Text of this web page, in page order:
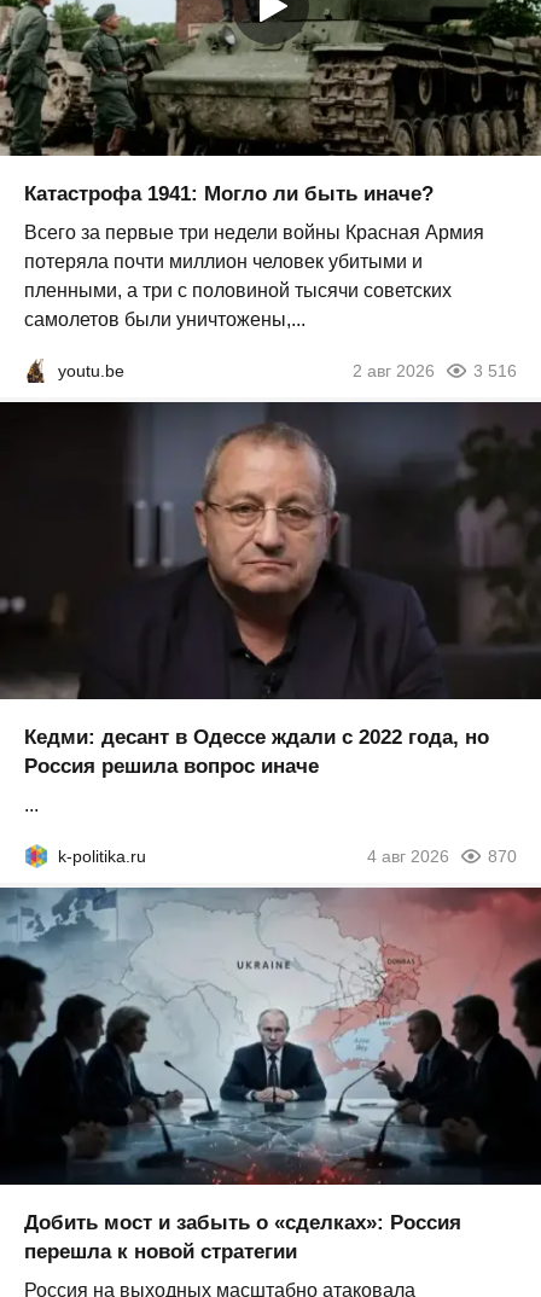
Катастрофа 1941: Могло ли быть иначе?
Всего за первые три недели войны Красная Армия
потеряла почти миллион человек убитыми и
пленными, а три с половиной тысячи советских
самолетов были уничтожены,...
youtu.be 2 авг 2026 3 516
Кедми: десант в Одессе ждали с 2022 года, но
Россия решила вопрос иначе
...
k-politika.ru 4 авг 2026 870
Добить мост и забыть о «сделках»: Россия
перешла к новой стратегии
Россия на выходных масштабно атаковала